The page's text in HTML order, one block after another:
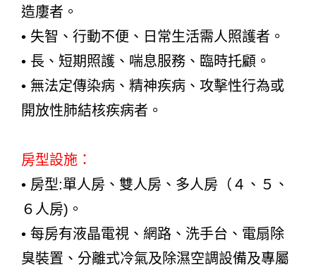
造廔者。
• 失智、行動不便、日常生活需人照護者。
• 長、短期照護、喘息服務、臨時托顧。
• 無法定傳染病、精神疾病、攻擊性行為或
開放性肺結核疾病者。
房型設施：
• 房型:單人房、雙人房、多人房（４、５、
６人房)。
• 每房有液晶電視、網路、洗手台、電扇除
臭裝置、分離式冷氣及除濕空調設備及專屬